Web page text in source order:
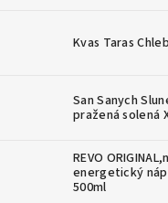
Kvas Taras
San Sanych
pražená solená
REVO
energetický
500ml